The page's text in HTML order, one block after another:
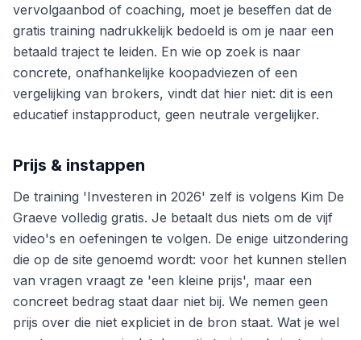
vervolgaanbod of coaching, moet je beseffen dat de
gratis training nadrukkelijk bedoeld is om je naar een
betaald traject te leiden. En wie op zoek is naar
concrete, onafhankelijke koopadviezen of een
vergelijking van brokers, vindt dat hier niet: dit is een
educatief instapproduct, geen neutrale vergelijker.
Prijs & instappen
De training 'Investeren in 2026' zelf is volgens Kim De
Graeve volledig gratis. Je betaalt dus niets om de vijf
video's en oefeningen te volgen. De enige uitzondering
die op de site genoemd wordt: voor het kunnen stellen
van vragen vraagt ze 'een kleine prijs', maar een
concreet bedrag staat daar niet bij. We nemen geen
prijs over die niet expliciet in de bron staat. Wat je wel